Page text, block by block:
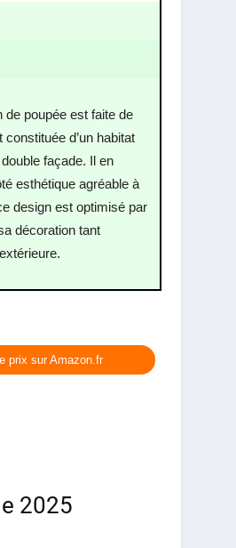
de poupée est faite de
constituée d’un habitat
façade. Il en
esthétique agréable à
design est optimisé par
décoration tant
prix sur Amazon.fr
2025